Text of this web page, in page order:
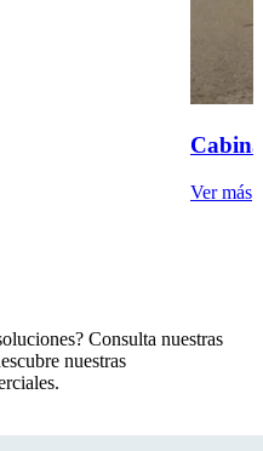
Ver más
Consulta nuestras
nuestras